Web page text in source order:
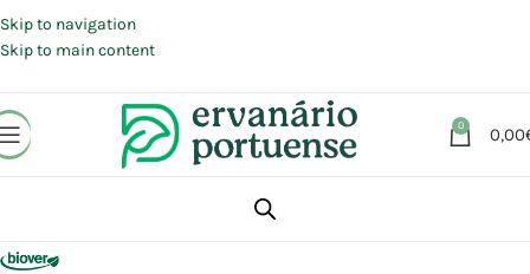
Skip to navigation
Skip to main content
0 0,00
Suplementos alimentares